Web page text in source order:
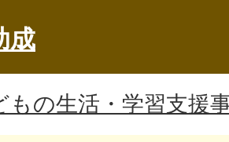
成
もの生活・学習支援